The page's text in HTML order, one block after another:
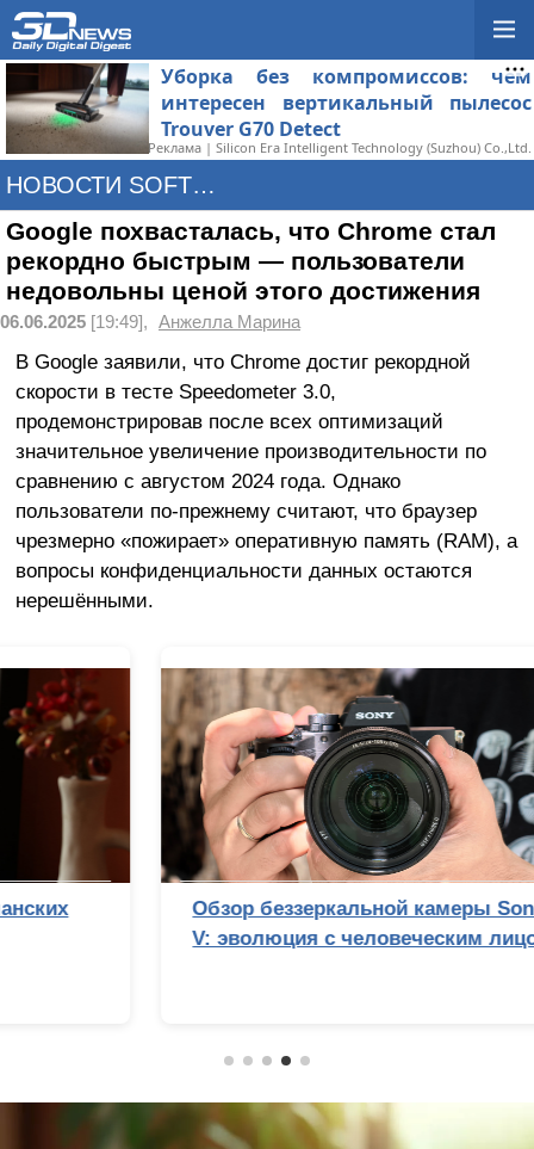
Уборка без компромиссов: чем
интересен вертикальный пылесос
Trouver G70 Detect
Реклама | Silicon Era Intelligent Technology (Suzhou) Co.,Ltd.
НОВОСТИ SOFTWARE
Google похвасталась, что Chrome стал
рекордно быстрым — пользователи
недовольны ценой этого достижения
06.06.2025 [19:49], Анжелла Марина
В Google заявили, что Chrome достиг рекордной
скорости в тесте Speedometer 3.0,
продемонстрировав после всех оптимизаций
значительное увеличение производительности по
сравнению с августом 2024 года. Однако
пользователи по-прежнему считают, что браузер
чрезмерно «пожирает» оперативную память (RAM), а
вопросы конфиденциальности данных остаются
нерешёнными.
Обзор беззеркальной камеры Sony Alpha 7
V: эволюция с человеческим лицом